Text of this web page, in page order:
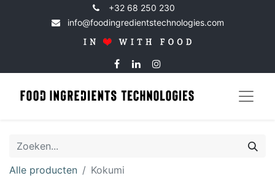
+32 68 250 230
info@foodingredientstechnologies.com
Alle producten Kokumi